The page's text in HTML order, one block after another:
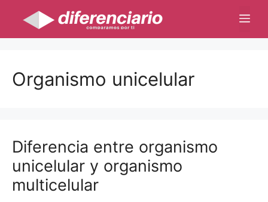
contenido
Organismo unicelular
Diferencia entre organismo
unicelular y organismo
multicelular